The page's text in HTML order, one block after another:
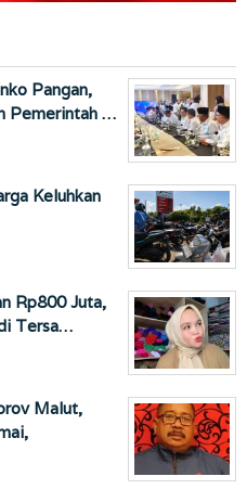
Pangan,
Pemerintah …
Keluhkan
Rp800 Juta,
Tersa…
Malut,